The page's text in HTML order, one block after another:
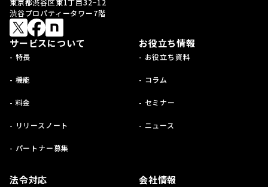
東京都渋谷区東1丁目32−12
渋谷プロパティータワー7階
サービスについて
- 特長
- 機能
- 料金
- リリースノート
- パートナー募集
お役立ち情報
- お役立ち資料
- コラム
- セミナー
- ニュース
法令対応 会社情報